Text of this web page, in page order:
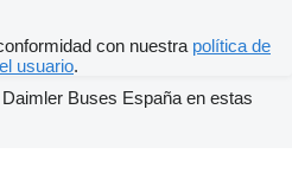
con nuestra política de
usuario.
Buses España en estas